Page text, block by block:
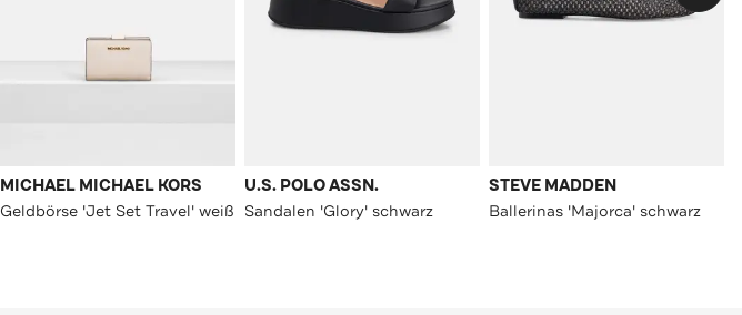
MICHAEL MICHAEL KORS
Geldbörse 'Jet Set Travel' weiß
U.S. POLO ASSN.
Sandalen 'Glory' schwarz
STEVE MADDEN
Ballerinas 'Majorca' schwarz